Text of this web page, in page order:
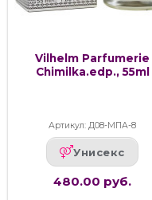
Vilhelm Parfumerie
Chimilka.edp., 55ml
Артикул: Д08-МПА-8
Унисекс
480.00 руб.